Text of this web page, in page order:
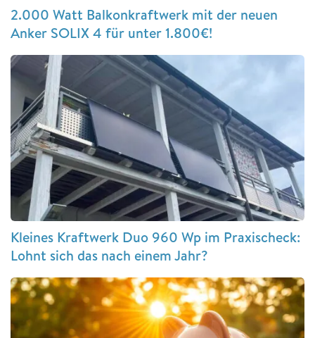
2.000 Watt Balkonkraftwerk mit der neuen
Anker SOLIX 4 für unter 1.800€!
Kleines Kraftwerk Duo 960 Wp im Praxischeck:
Lohnt sich das nach einem Jahr?